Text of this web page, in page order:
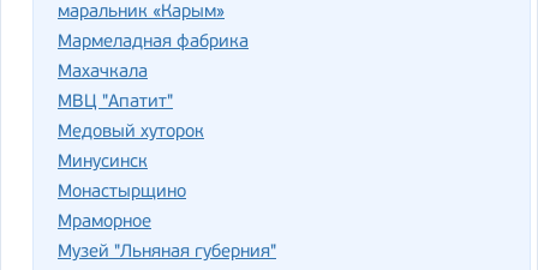
маральник «Карым»
Мармеладная фабрика
Махачкала
МВЦ "Апатит"
Медовый хуторок
Минусинск
Монастырщино
Мраморное
Музей "Льняная губерния"